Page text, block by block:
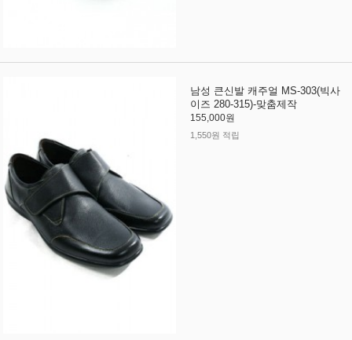
남성 큰신발 캐주얼 MS-303(빅사
이즈 280-315)-맞춤제작
155,000원
1,550원 적립